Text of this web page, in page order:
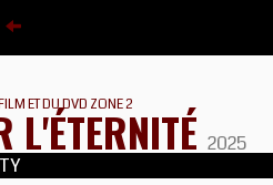
ET DU DVD ZONE 2
L'ÉTERNITÉ 2025